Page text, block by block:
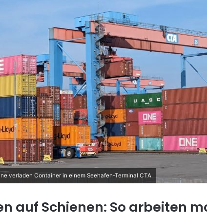
-
M
i
verladen Container in einem Seehafen-Terminal CTA
auf Schienen: So arbeiten